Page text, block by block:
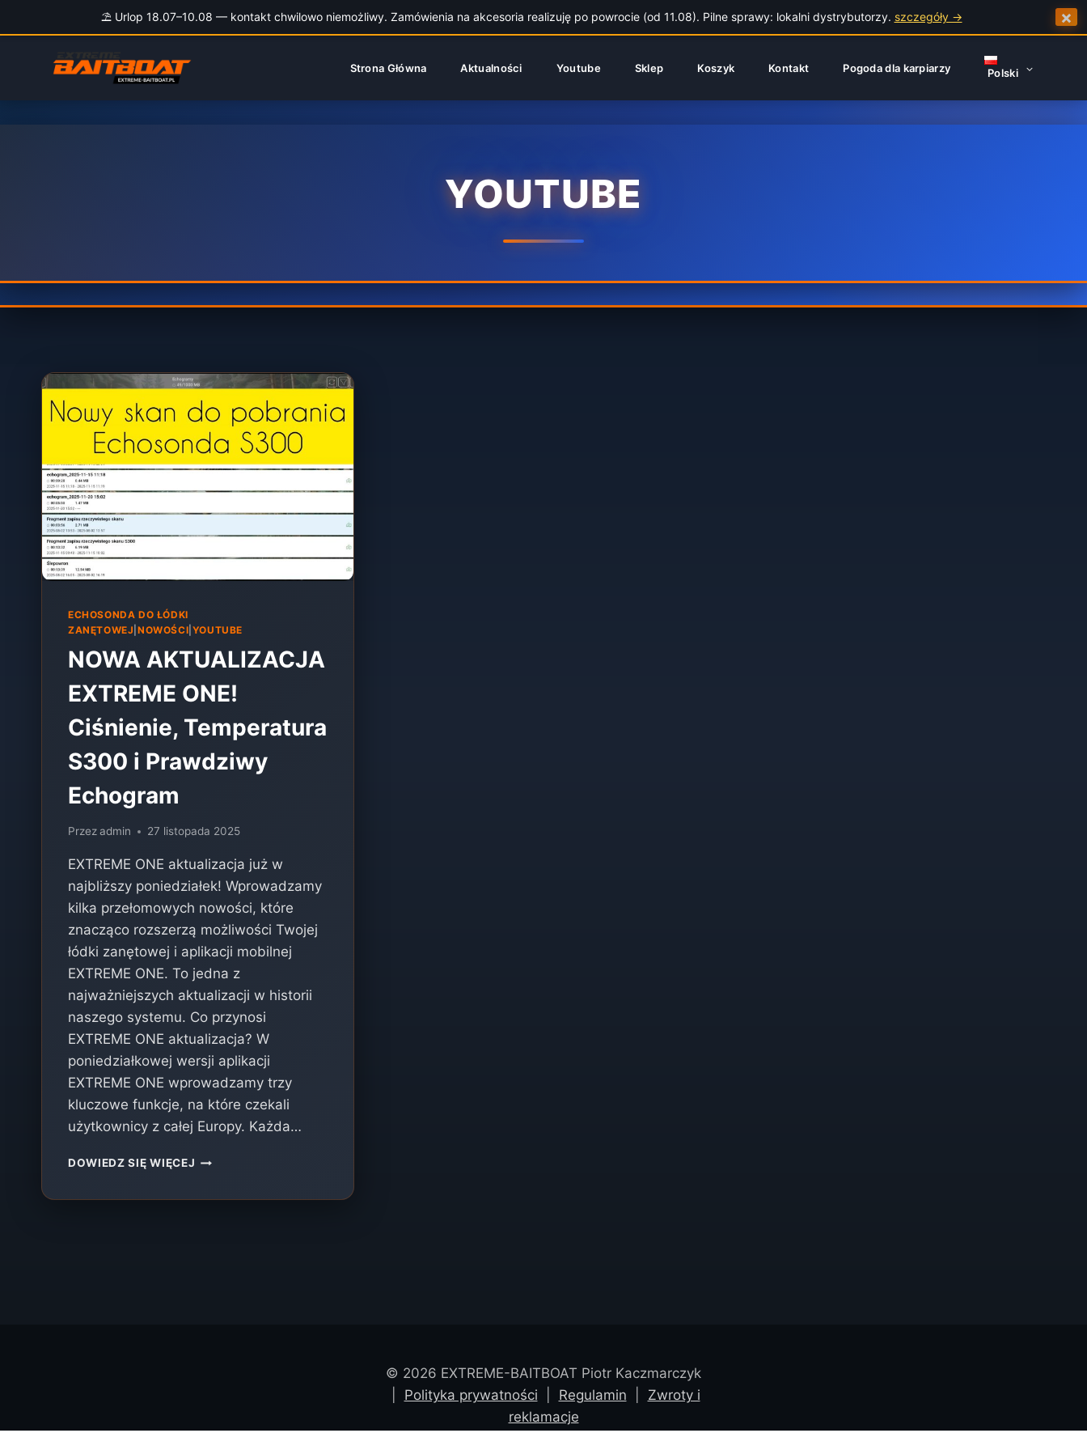
⛱️ Urlop 18.07–10.08 — kontakt chwilowo niemożliwy. Zamówienia na akcesoria realizuję po powrocie (od 11.08). Pilne sprawy: lokalni dystrybutorzy. szczegóły → ×
Strona Główna Aktualności Youtube Sklep Koszyk Kontakt Pogoda dla karpiarzy Polski
YOUTUBE
ECHOSONDA DO ŁÓDKI
ZANĘTOWEJ NOWOŚCI YOUTUBE
NOWA AKTUALIZACJA
EXTREME ONE!
Ciśnienie, Temperatura
S300 i Prawdziwy
Echogram
Przezadmin 27 listopada 2025
EXTREME ONE aktualizacja już w
najbliższy poniedziałek! Wprowadzamy
kilka przełomowych nowości, które
znacząco rozszerzą możliwości Twojej
łódki zanętowej i aplikacji mobilnej
EXTREME ONE. To jedna z
najważniejszych aktualizacji w historii
naszego systemu. Co przynosi
EXTREME ONE aktualizacja? W
poniedziałkowej wersji aplikacji
EXTREME ONE wprowadzamy trzy
kluczowe funkcje, na które czekali
użytkownicy z całej Europy. Każda…
DOWIEDZ SIĘ WIĘCEJ NOWA
© 2026 EXTREME-BAITBOAT Piotr Kaczmarczyk
Polityka prywatności Regulamin
Zwroty i
reklamacje